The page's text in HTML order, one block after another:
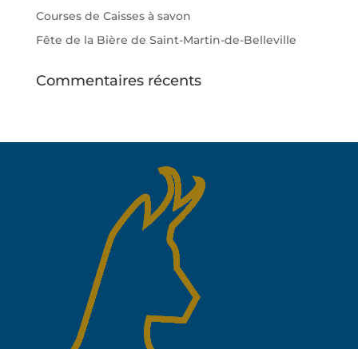
Courses de Caisses à savon
Fête de la Bière de Saint-Martin-de-Belleville
Commentaires récents